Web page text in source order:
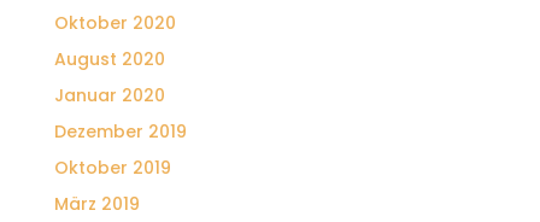
Oktober 2020
August 2020
Januar 2020
Dezember 2019
Oktober 2019
März 2019